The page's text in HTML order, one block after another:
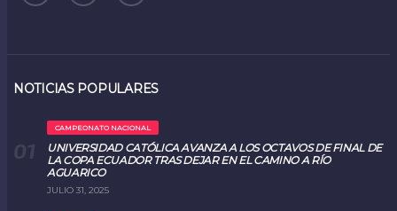
NOTICIAS POPULARES
CAMPEONATO NACIONAL
UNIVERSIDAD CATÓLICA AVANZA A LOS OCTAVOS DE FINAL DE
LA COPA ECUADOR TRAS DEJAR EN EL CAMINO A RÍO
AGUARICO
JULIO 31, 2025